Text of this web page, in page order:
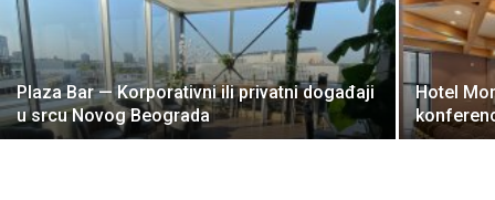
Plaza Bar — Korporativni ili privatni događaji
u srcu Novog Beograda
Hotel